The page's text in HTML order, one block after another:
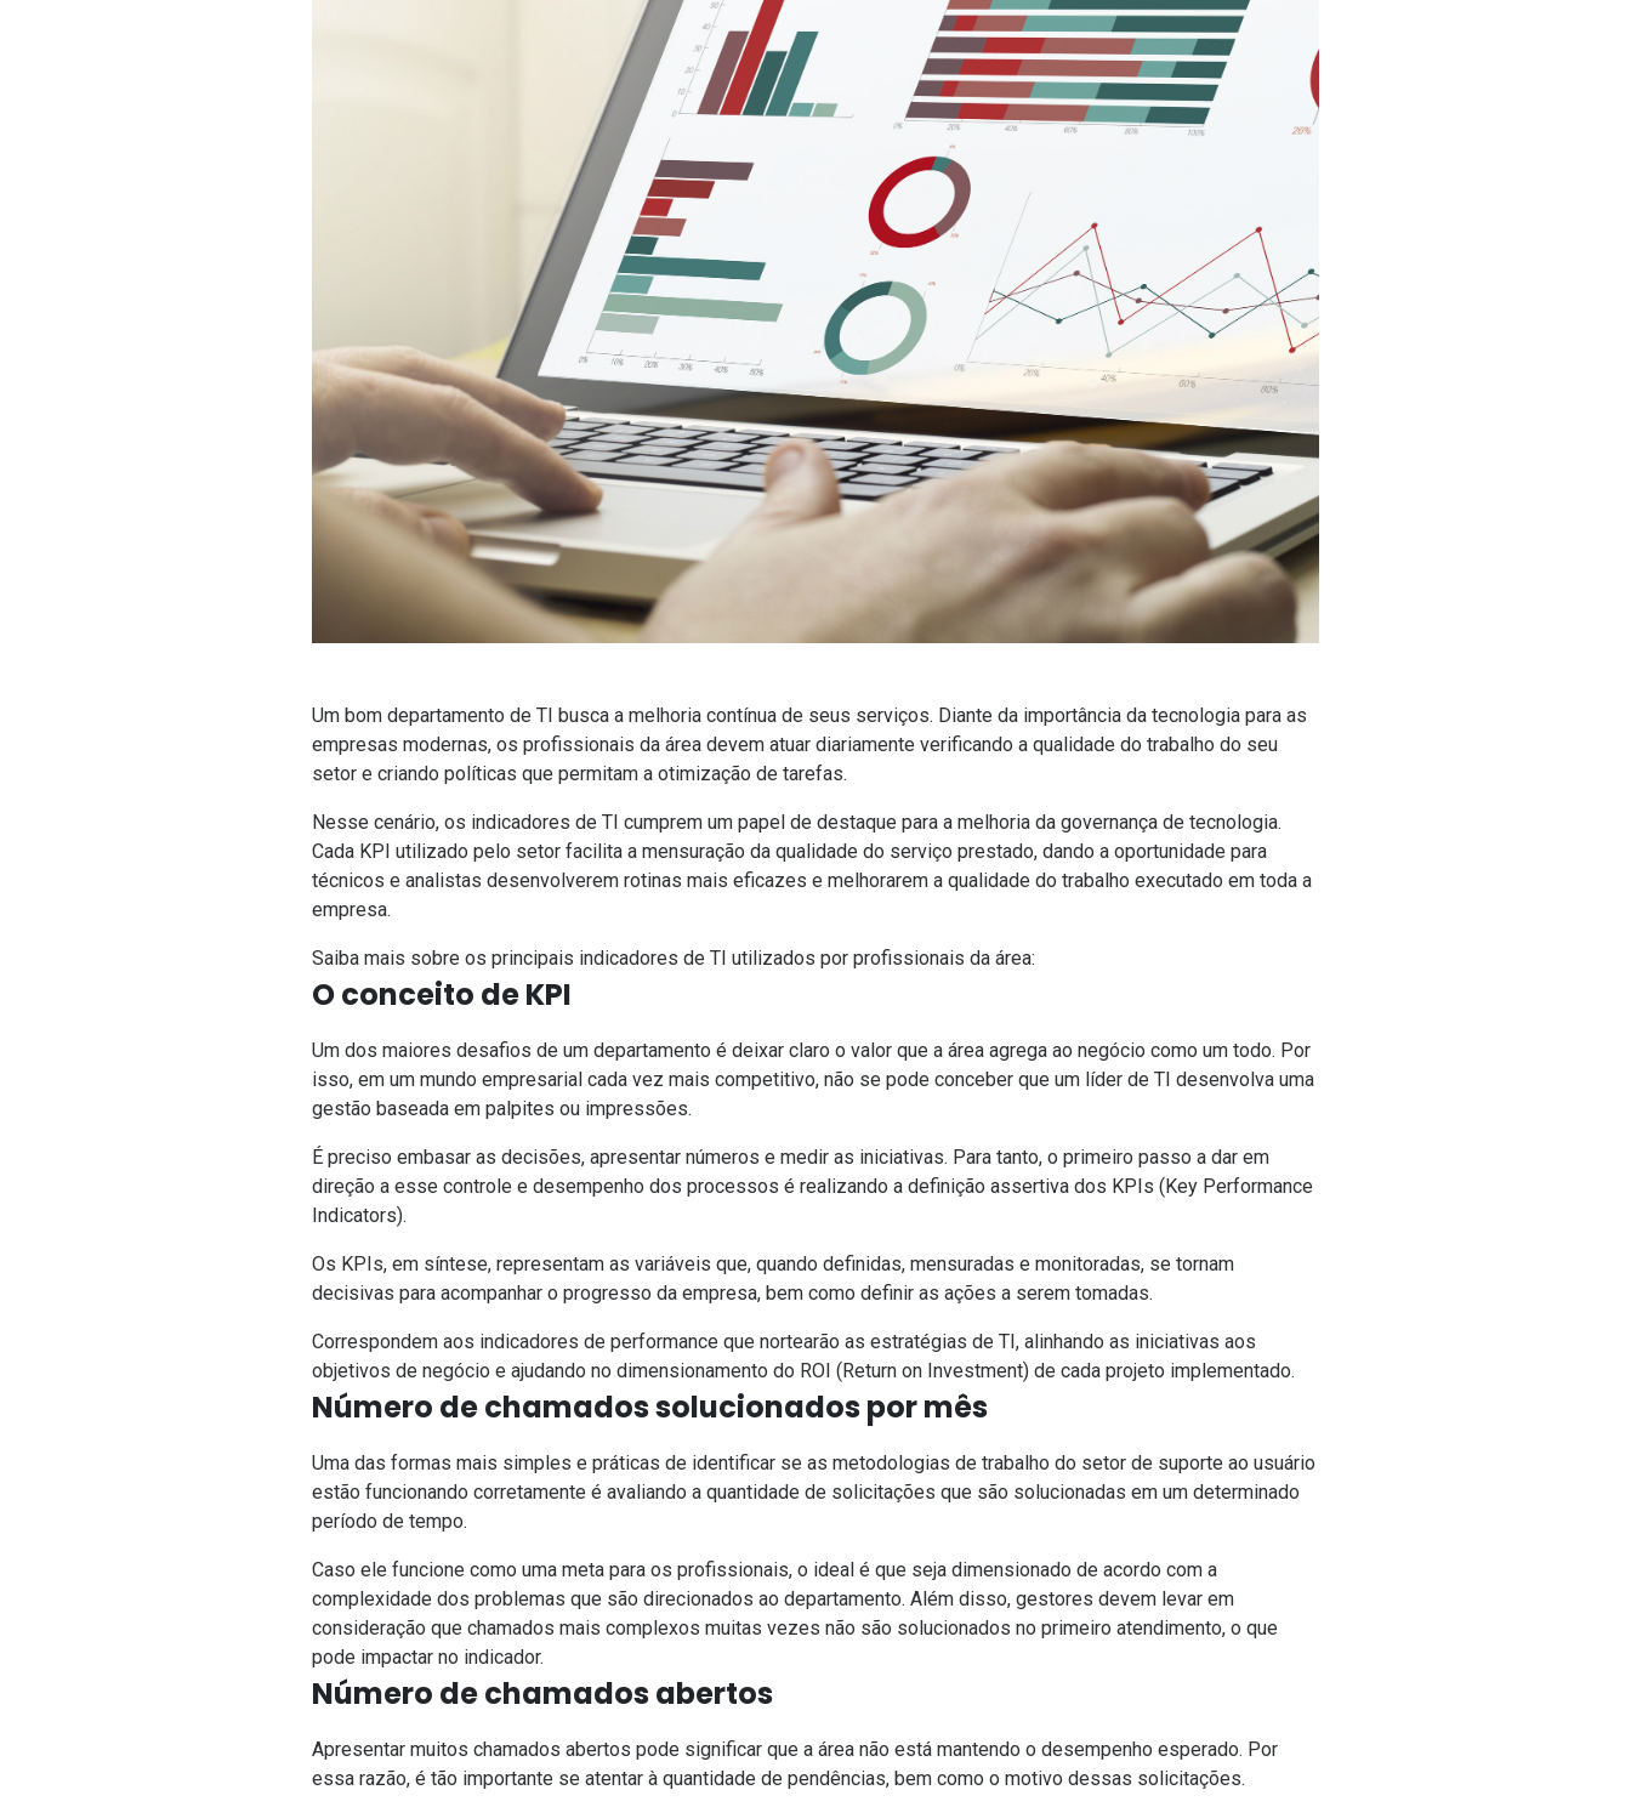
Um bom departamento de TI busca a melhoria contínua de seus serviços. Diante da importância da tecnologia para as
empresas modernas, os profissionais da área devem atuar diariamente verificando a qualidade do trabalho do seu
setor e criando políticas que permitam a otimização de tarefas.
Nesse cenário, os indicadores de TI cumprem um papel de destaque para a melhoria da governança de tecnologia.
Cada KPI utilizado pelo setor facilita a mensuração da qualidade do serviço prestado, dando a oportunidade para
técnicos e analistas desenvolverem rotinas mais eficazes e melhorarem a qualidade do trabalho executado em toda a
empresa.
Saiba mais sobre os principais indicadores de TI utilizados por profissionais da área:
O conceito de KPI
Um dos maiores desafios de um departamento é deixar claro o valor que a área agrega ao negócio como um todo. Por
isso, em um mundo empresarial cada vez mais competitivo, não se pode conceber que um líder de TI desenvolva uma
gestão baseada em palpites ou impressões.
É preciso embasar as decisões, apresentar números e medir as iniciativas. Para tanto, o primeiro passo a dar em
direção a esse controle e desempenho dos processos é realizando a definição assertiva dos KPIs (Key Performance
Indicators).
Os KPIs, em síntese, representam as variáveis que, quando definidas, mensuradas e monitoradas, se tornam
decisivas para acompanhar o progresso da empresa, bem como definir as ações a serem tomadas.
Correspondem aos indicadores de performance que nortearão as estratégias de TI, alinhando as iniciativas aos
objetivos de negócio e ajudando no dimensionamento do ROI (Return on Investment) de cada projeto implementado.
Número de chamados solucionados por mês
Uma das formas mais simples e práticas de identificar se asmetodologias de trabalho do setor de suporte ao usuário
estão funcionando corretamente é avaliando a quantidade de solicitações que são solucionadas em um determinado
período de tempo.
Caso ele funcione como uma meta para os profissionais, o ideal é que seja dimensionado de acordo com a
complexidade dos problemas que são direcionados ao departamento. Além disso, gestores devem levar em
consideração que chamados mais complexos muitas vezes não são solucionados no primeiro atendimento, o que
pode impactar no indicador.
Número de chamados abertos
Apresentar muitos chamados abertos pode significar que a área não está mantendo o desempenho esperado. Por
essa razão, é tão importante se atentar à quantidade de pendências, bem como o motivo dessas solicitações.